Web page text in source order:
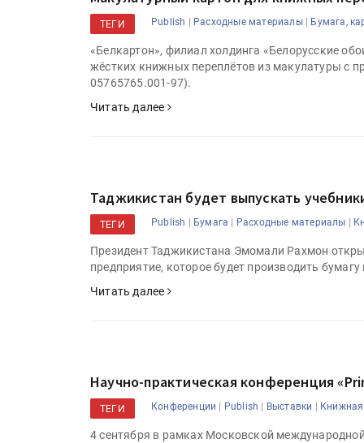
ТЕГИ Publish | Расходные материалы| Бумага,
«Белкартон», филиал холдинга «Белорусские
жёстких книжных переплётов из макулатуры с
05765765.001-97).
Читать далее
Таджикистан будет выпускать
ТЕГИ Publish | Бумага | Расходные материалы |
Президент Таджикистана Эмомали Рахмон
предприятие, которое будет производить
Читать далее
Научно-практическая конференция
ТЕГИ Конференции | Publish | Выставки |
4 сентября в рамках Московской
решениями для брендов